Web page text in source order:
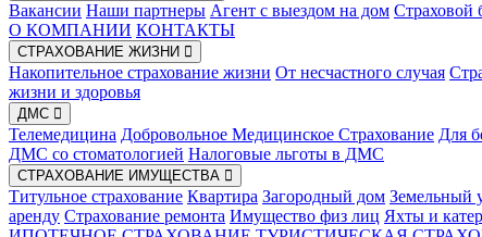
Вакансии Наши партнеры Агент с выездом на дом Страховой
О КОМПАНИИ КОНТАКТЫ
СТРАХОВАНИЕ ЖИЗНИ
Накопительное страхование жизни От несчастного случая
жизни и здоровья
ДМС
Телемедицина Добровольное Медицинское Страхование Для
ДМС со стоматологией Налоговые льготы в ДМС
СТРАХОВАНИЕ ИМУЩЕСТВА
Титульное страхование Квартира Загородный дом Земельный
аренду Страхование ремонта Имущество физ лиц Яхты и